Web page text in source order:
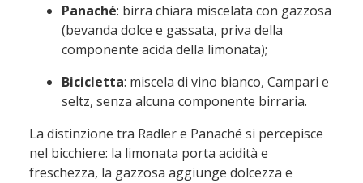
Panaché: birra chiara miscelata con gazzosa
(bevanda dolce e gassata, priva della
componente acida della limonata);
Bicicletta: miscela di vino bianco, Campari e
seltz, senza alcuna componente birraria.
La distinzione tra Radler e Panaché si percepisce
nel bicchiere: la limonata porta acidità e
freschezza, la gazzosa aggiunge dolcezza e